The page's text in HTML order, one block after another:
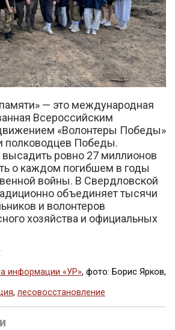
— это международная
Всероссийским
«Волонтеры Победы»
полководцев Победы.
ровно 27 миллионов
о каждом погибшем в годы
войны. В Свердловской
объединяет тысячи
и волонтеров
хозяйства и официальных
информации «УР», фото: Борис Ярков,
, лесовосстановление